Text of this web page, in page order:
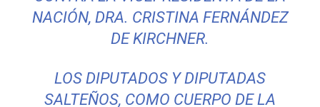
NACIÓN, DRA. CRISTINA FERNÁNDEZ
DE KIRCHNER.
LOS DIPUTADOS Y DIPUTADAS
SALTEÑOS, COMO CUERPO DE LA